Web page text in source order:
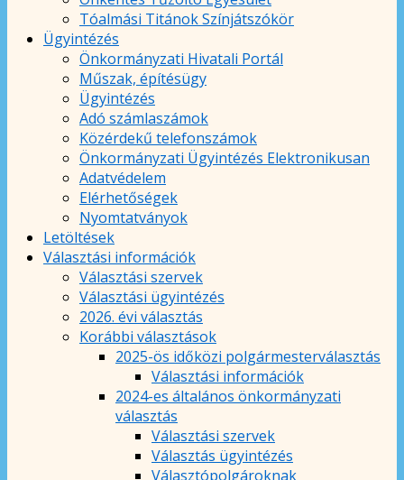
Tóalmási Titánok Színjátszókör
Ügyintézés
Önkormányzati Hivatali Portál
Műszak, építésügy
Ügyintézés
Adó számlaszámok
Közérdekű telefonszámok
Önkormányzati Ügyintézés Elektronikusan
Adatvédelem
Elérhetőségek
Nyomtatványok
Letöltések
Választási információk
Választási szervek
Választási ügyintézés
2026. évi választás
Korábbi választások
2025-ös időközi polgármesterválasztás
Választási információk
2024-es általános önkormányzati
választás
Választási szervek
Választás ügyintézés
Választópolgároknak